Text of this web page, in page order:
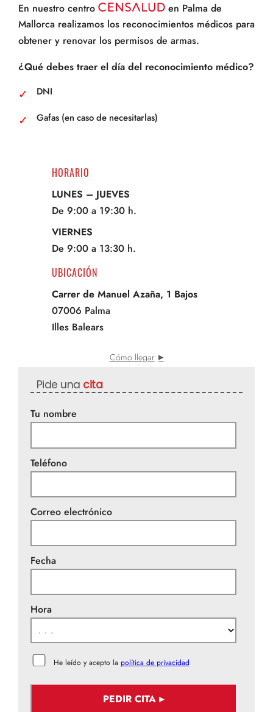
En nuestro centro
en Palma de
Mallorca realizamos los reconocimientos médicos para
obtener y renovar los permisos de armas.
¿Qué debes traer el día del reconocimiento médico?
DNI
Gafas (en caso de necesitarlas)
HORARIO
LUNES – JUEVES
De 9:00 a 19:30 h.
VIERNES
De 9:00 a 13:30 h.
UBICACIÓN
Carrer de Manuel Azaña, 1 Bajos
07006 Palma
Illes Balears
Cómo llegar
Pide una cita
Tu nombre
Teléfono
Correo electrónico
Fecha
Hora
He leído y acepto la política de privacidad